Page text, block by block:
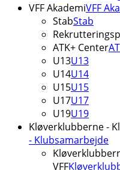
VFF AkademiVFF
StabStab
ATK+ Center
U13U13
U14U14
U15U15
U17U17
U19U19
Kløverklubberne -
- Klubsamarbejde
VFF